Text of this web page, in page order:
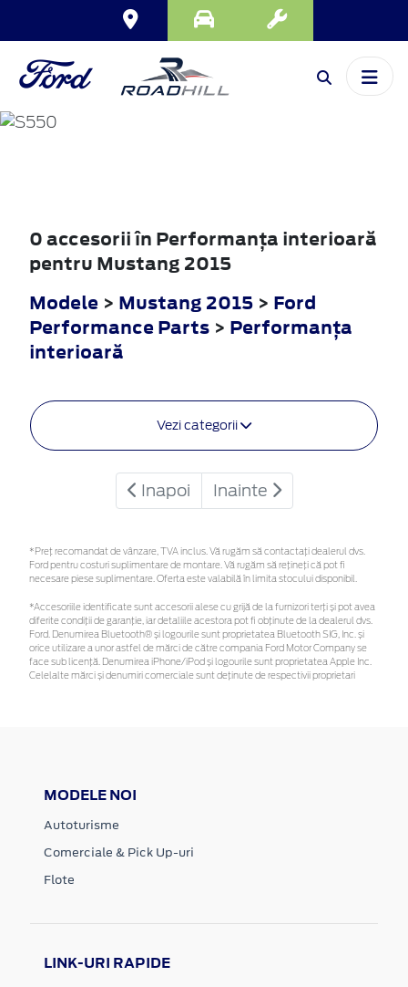
MUSTANG
0 accesorii în Performanţa interioară
pentru Mustang 2015
Modele > Mustang 2015 > Ford
Performance Parts > Performanţa
interioară
Vezi categorii
Inapoi Inainte
*Preţ recomandat de vânzare, TVA inclus. Vă rugăm să contactaţi dealerul dvs.
Ford pentru costuri suplimentare de montare. Vă rugăm să rețineți că pot fi
necesare piese suplimentare. Oferta este valabilă în limita stocului disponibil.
*Accesoriile identificate sunt accesorii alese cu grijă de la furnizori terți și pot avea
diferite condiții de garanție, iar detaliile acestora pot fi obținute de la dealerul dvs.
Ford. Denumirea Bluetooth® și logourile sunt proprietatea Bluetooth SIG, Inc. și
orice utilizare a unor astfel de mărci de către compania Ford Motor Company se
face sub licență. Denumirea iPhone/iPod și logourile sunt proprietatea Apple Inc.
Celelalte mărci și denumiri comerciale sunt deținute de respectivii proprietari
MODELE NOI
Autoturisme
Comerciale & Pick Up-uri
Flote
LINK-URI RAPIDE